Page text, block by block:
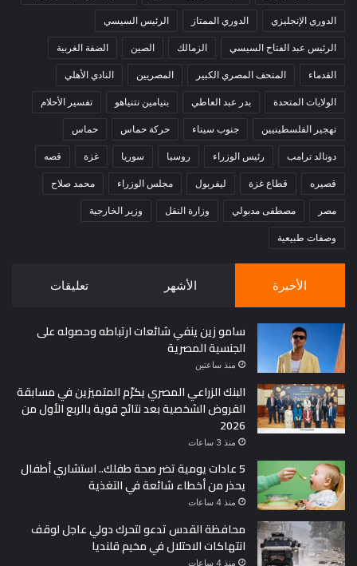
الدوري الإنجليزي الدوري الممتاز الرئيس السيسي
الرئيس عبد الفتاح السيسي الزمالك الصين الضفة الغربية
القدماء المتحف المصري الكبير المصريين النادي الأهلي
الولايات المتحدة بدر عبد العاطي بنيامين نتنياهو تفسير الأحلام
تهجير الفلسطينيين جنوب سيناء حركة حماس حماس
دونالد ترامب رئيس الوزراء روسيا سوريا غزة قصه
قصيره قطاع غزة ليفربول مجلس الوزراء محمد صلاح
مصر مصطفى مدبولي وزارة النقل وزير الخارجية
وصفات طبيعية
الأخيرة الأشهر تعليقات
سامو زين ينفي شائعات ارتباطه وحصوله على
الجنسية المصرية
منذ ساعتين
البنك الزراعي المصري يكرّم المتميزين في مسابقة
القروض الشخصية بعد نتائج قوية بالربع الأول من
2026
منذ 3 ساعات
5 عادات يومية تضر صحة طفلك.. استشاري أطفال
يحذر من أخطاء شائعة في التغذية
منذ 4 ساعات
محافظة القدس تدعو لتحرك دولي عاجل لوقف
انتهاكات الاحتلال في مخيم قلنديا
منذ 4 ساعات